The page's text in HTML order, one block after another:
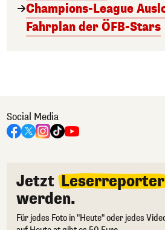
Champions-League
Fahrplan der ÖFB-Stars
Social Media
Jetzt Leserreporter
werden.
Für jedes Foto in "Heute" oder jedes